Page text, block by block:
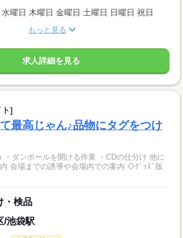
水曜日 木曜日 金曜日 土曜日 日曜日 祝日
もっと見る
求人詳細を見る
ト]
最高じゃん♪品物にタグをつけ
ダンボールを開ける作業 ・CDの仕分け 他に
・検品
/池袋駅